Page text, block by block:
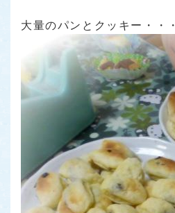
大量のパンとクッキー・・・